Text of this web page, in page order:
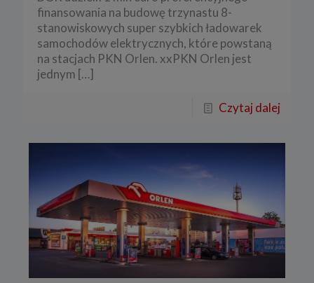
finansowania na budowę trzynastu 8-
stanowiskowych super szybkich ładowarek
samochodów elektrycznych, które powstaną
na stacjach PKN Orlen. xxPKN Orlen jest
jednym […]
Czytaj dalej